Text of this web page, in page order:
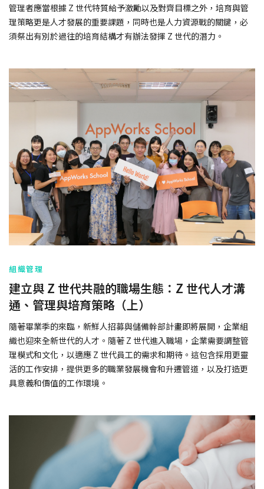
管理者應當根據 Z 世代特質給予激勵以及對齊目標之外，培育與管
理策略更是人才發展的重要課題，同時也是人力資源戰的關鍵，必
須祭出有別於過往的培育結構才有辦法發揮 Z 世代的潛力。
組織管理
建立與 Z 世代共融的職場生態：Z 世代人才溝
通、管理與培育策略（上）
隨著畢業季的來臨，新鮮人招募與儲備幹部計畫即將展開，企業組
織也迎來全新世代的人才。隨著 Z 世代進入職場，企業需要調整管
理模式和文化，以適應 Z 世代員工的需求和期待。這包含採用更靈
活的工作安排，提供更多的職業發展機會和升遷管道，以及打造更
具意義和價值的工作環境。